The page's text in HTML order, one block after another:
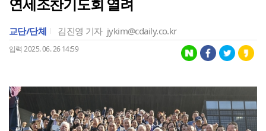
연세조찬기도회 열려
교단/단체 김진영 기자 jykim@cdaily.co.kr
입력 2025. 06. 26 14:59